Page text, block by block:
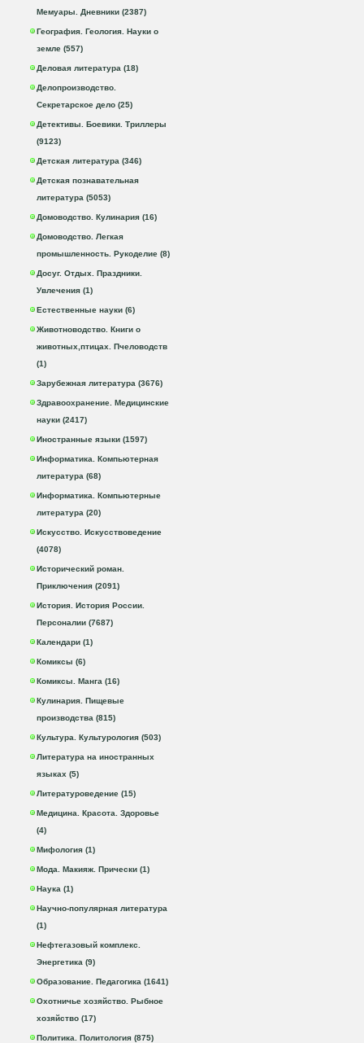
Мемуары. Дневники (2387)
География. Геология. Науки о
земле (557)
Деловая литература (18)
Делопроизводство.
Секретарское дело (25)
Детективы. Боевики. Триллеры
(9123)
Детская литература (346)
Детская познавательная
литература (5053)
Домоводство. Кулинария (16)
Домоводство. Легкая
промышленность. Рукоделие (8)
Досуг. Отдых. Праздники.
Увлечения (1)
Естественные науки (6)
Животноводство. Книги о
животных,птицах. Пчеловодств
(1)
Зарубежная литература (3676)
Здравоохранение. Медицинские
науки (2417)
Иностранные языки (1597)
Информатика. Компьютерная
литература (68)
Информатика. Компьютерные
литература (20)
Искусство. Искусствоведение
(4078)
Исторический роман.
Приключения (2091)
История. История России.
Персоналии (7687)
Календари (1)
Комиксы (6)
Комиксы. Манга (16)
Кулинария. Пищевые
производства (815)
Культура. Культурология (503)
Литература на иностранных
языках (5)
Литературоведение (15)
Медицина. Красота. Здоровье
(4)
Мифология (1)
Мода. Макияж. Прически (1)
Наука (1)
Научно-популярная литература
(1)
Нефтегазовый комплекс.
Энергетика (9)
Образование. Педагогика (1641)
Охотничье хозяйство. Рыбное
хозяйство (17)
Политика. Политология (875)